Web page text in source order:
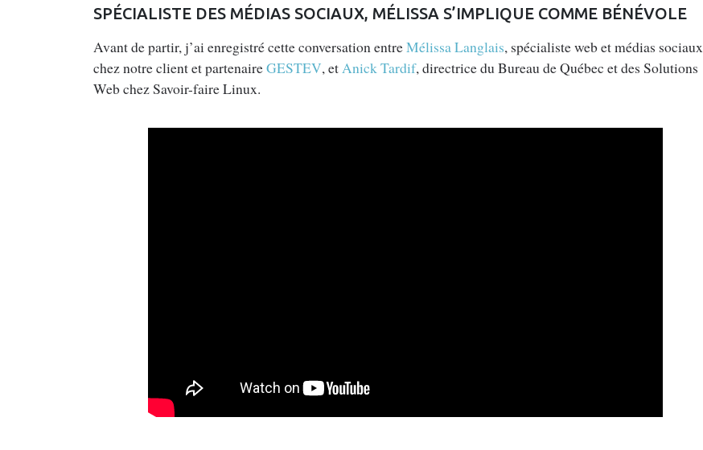
SPÉCIALISTE DES MÉDIAS SOCIAUX, MÉLISSA S’IMPLIQUE COMME BÉNÉVOLE
Avant de partir, j’ai enregistré cette conversation entreMélissa Langlais, spécialiste web et médias sociaux
chez notre client et partenaireGESTEV, et Anick Tardif, directrice du Bureau de Québec et des Solutions
Web chez Savoir-faire Linux.